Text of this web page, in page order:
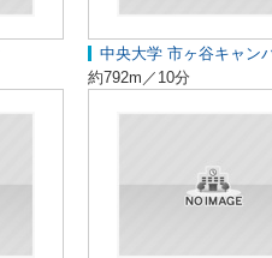
中央大学 市ヶ谷キャン
約792m／10分